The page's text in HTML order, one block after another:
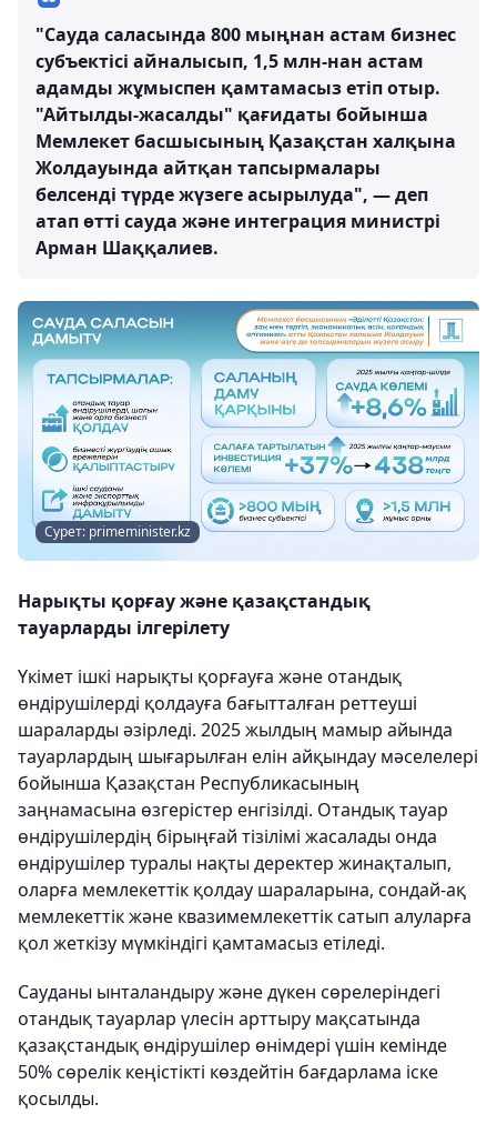
"Сауда саласында 800 мыңнан астам бизнес
субъектісі айналысып, 1,5 млн-нан астам
адамды жұмыспен қамтамасыз етіп отыр.
"Айтылды-жасалды" қағидаты бойынша
Мемлекет басшысының Қазақстан халқына
Жолдауында айтқан тапсырмалары
белсенді түрде жүзеге асырылуда", — деп
атап өтті сауда және интеграция министрі
Арман Шаққалиев.
Сурет: primeminister.kz
Нарықты қорғау және қазақстандық
тауарларды ілгерілету
Үкімет ішкі нарықты қорғауға және отандық
өндірушілерді қолдауға бағытталған реттеуші
шараларды әзірледі. 2025 жылдың мамыр айында
тауарлардың шығарылған елін айқындау мәселелері
бойынша Қазақстан Республикасының
заңнамасына өзгерістер енгізілді. Отандық тауар
өндірушілердің бірыңғай тізілімі жасалады онда
өндірушілер туралы нақты деректер жинақталып,
оларға мемлекеттік қолдау шараларына, сондай-ақ
мемлекеттік және квазимемлекеттік сатып алуларға
қол жеткізу мүмкіндігі қамтамасыз етіледі.
Сауданы ынталандыру және дүкен сөрелеріндегі
отандық тауарлар үлесін арттыру мақсатында
қазақстандық өндірушілер өнімдері үшін кемінде
50% сөрелік кеңістікті көздейтін бағдарлама іске
қосылды.